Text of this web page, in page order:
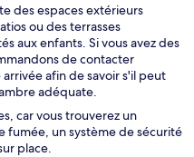
des espaces extérieurs
ou des terrasses
aux enfants. Si vous avez des
de contacter
afin de savoir s'il peut
adéquate.
car vous trouverez un
un système de sécurité
place.